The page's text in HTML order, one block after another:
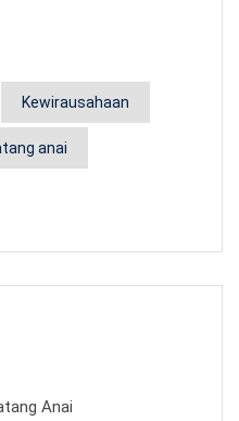
Kewirausahaan
anai
Anai